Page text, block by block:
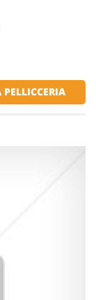
PELLICCERIA